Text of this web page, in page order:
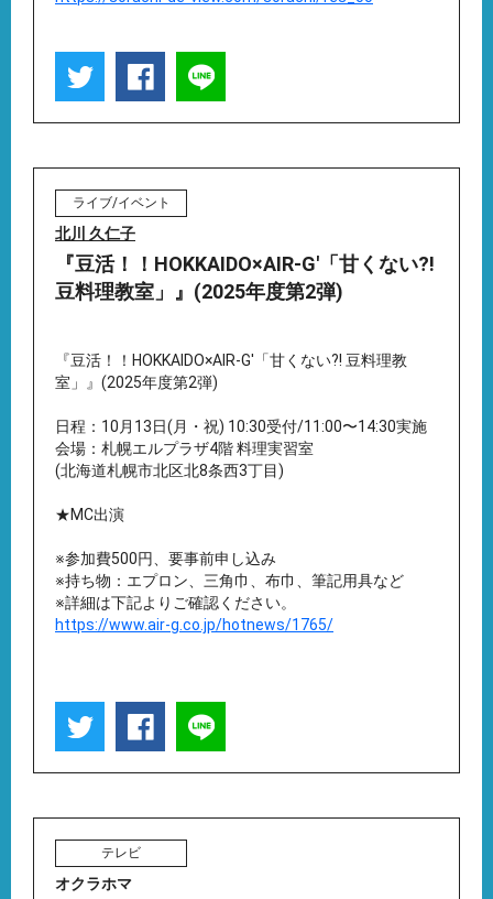
ライブ/イベント
北川 久仁子
『豆活！！HOKKAIDO×AIR-G'「甘くない?!
豆料理教室」』(2025年度第2弾)
『豆活！！HOKKAIDO×AIR-G'「甘くない?! 豆料理教
室」』(2025年度第2弾)
日程：10月13日(月・祝) 10:30受付/11:00〜14:30実施
会場：札幌エルプラザ4階 料理実習室
(北海道札幌市北区北8条西3丁目)
★MC出演
※参加費500円、要事前申し込み
※持ち物：エプロン、三角巾、布巾、筆記用具など
※詳細は下記よりご確認ください。
https://www.air-g.co.jp/hotnews/1765/
テレビ
オクラホマ